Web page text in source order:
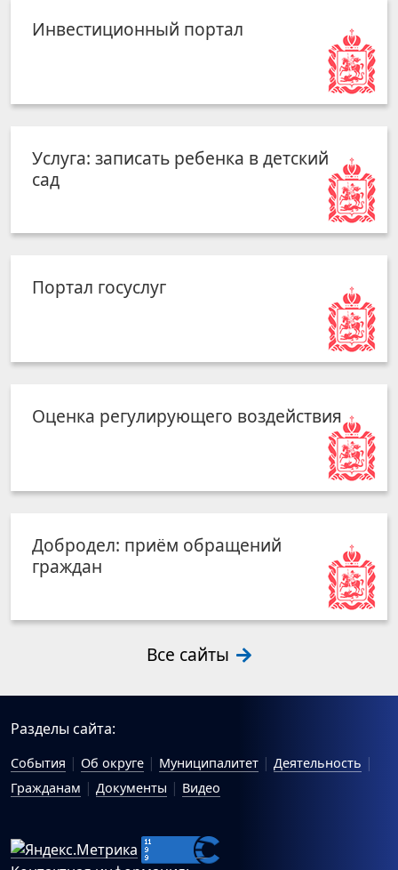
Инвестиционный портал
Услуга: записать ребенка в детский
сад
Портал госуслуг
Оценка регулирующего воздействия
Добродел: приём обращений
граждан
Все сайты
Разделы сайта:
События Об округе Муниципалитет
Деятельность
Гражданам
Документы Видео